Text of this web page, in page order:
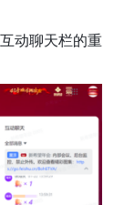
动聊天栏的重